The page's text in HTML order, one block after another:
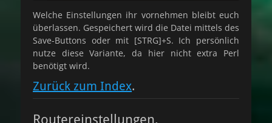
Welche Einstellungen ihr vornehmen bleibt euch
überlassen. Gespeichert wird die Datei mittels des
Save-Buttons oder mit [STRG]+S. Ich persönlich
nutze diese Variante, da hier nicht extra Perl
benötigt wird.
Zurück zum Index.
Routereinstellungen,